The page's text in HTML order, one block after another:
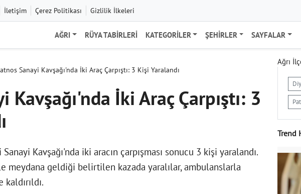
İletişim Çerez Politikası Gizlilik İlkeleri
AĞRI RÜYA TABIRLERI KATEGORILER ŞEHIRLER SAYFALAR
Sanayi Kavşağı'nda İki Araç Çarpıştı: 3 Kişi Yaralandı
Kavşağı'nda İki Araç Çarpıştı: 3
Kavşağı'nda iki aracın çarpışması sonucu 3 kişi yaralandı.
meydana geldiği belirtilen kazada yaralılar, ambulanslarla
Ağrı
Trend